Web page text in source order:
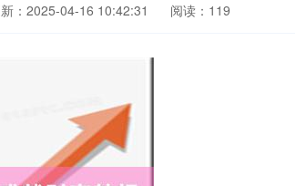
：2025-04-16 10:42:31 阅读：119